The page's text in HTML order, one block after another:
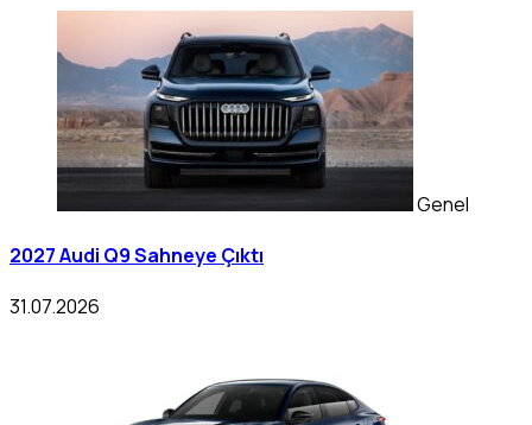
Genel
2027 Audi Q9 Sahneye Çıktı
31.07.2026